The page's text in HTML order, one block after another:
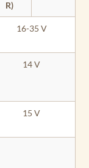
R)
16-35 V
14 V
15 V